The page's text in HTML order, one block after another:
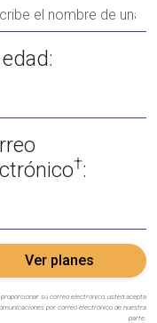
†:
Ver planes
proporcionar su correo electrónico, usted acepta
por correo electrónico de nuestra
parte.